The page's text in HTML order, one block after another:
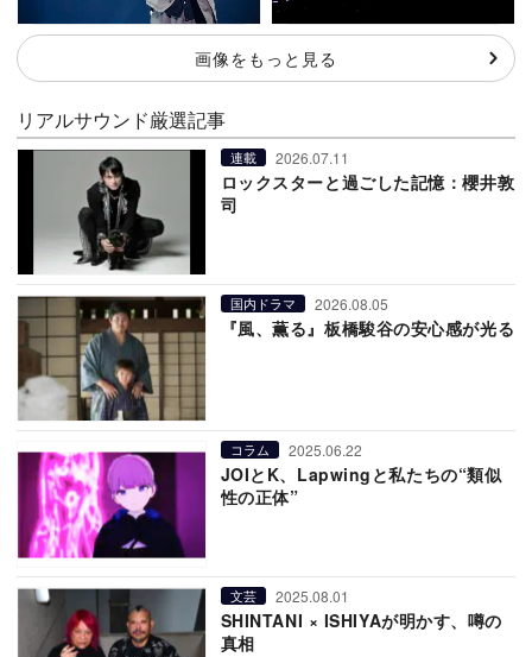
画像をもっと見る
リアルサウンド厳選記事
連載 2026.07.11
ロックスターと過ごした記憶：櫻井敦
司
国内ドラマ 2026.08.05
『風、薫る』板橋駿谷の安心感が光る
コラム 2025.06.22
JOIとK、Lapwingと私たちの“類似
性の正体”
文芸 2025.08.01
SHINTANI × ISHIYAが明かす、噂の
真相